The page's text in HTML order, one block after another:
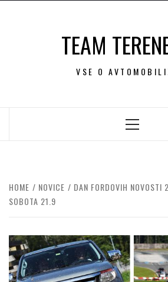
TEAM
VSE O
Primary
HOME NOVICE
DAN FORDOVIH
SOBOTA 21.9